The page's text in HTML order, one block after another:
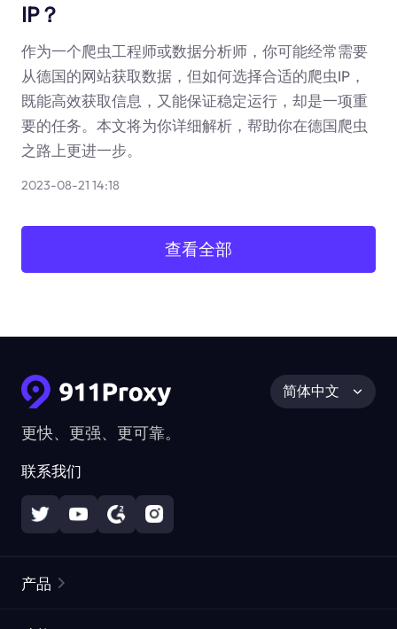
IP？
作为一个爬虫工程师或数据分析师，你可能经常需要
从德国的网站获取数据，但如何选择合适的爬虫IP，
既能高效获取信息，又能保证稳定运行，却是一项重
要的任务。本文将为你详细解析，帮助你在德国爬虫
之路上更进一步。
2023-08-21 14:18
查看全部
更快、更强、更可靠。
联系我们
简体中文
产品